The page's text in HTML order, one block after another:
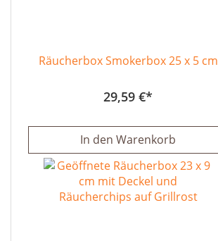
Räucherbox Smokerbox 25 x 5 cm
29,59 €
In den Warenkorb